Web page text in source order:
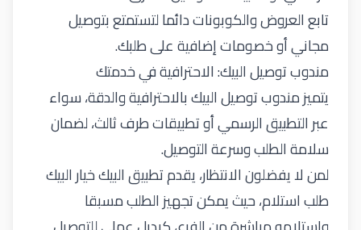
تابع العروض والكوبونات دائما لتستمتع بتوصيل
مجاني أو خصومات إضافية على طلبك.
مندوب توصيل البيك: الاحترافية في خدمتك
يتميز مندوب توصيل البيك بالاحترافية والدقة، سواء
عبر التطبيق الرسمي أو تطبيقات طرف ثالث، لضمان
سلامة الطلب وسرعة التوصيل.
لمن لا يفضلون الانتظار، يقدم تطبيق البيك خيار البيك
طلب استلام، حيث يمكن تجهيز الطلب مسبقا